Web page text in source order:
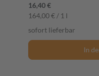
16,40 €
164,00 € / 1 l
sofort lieferbar
In